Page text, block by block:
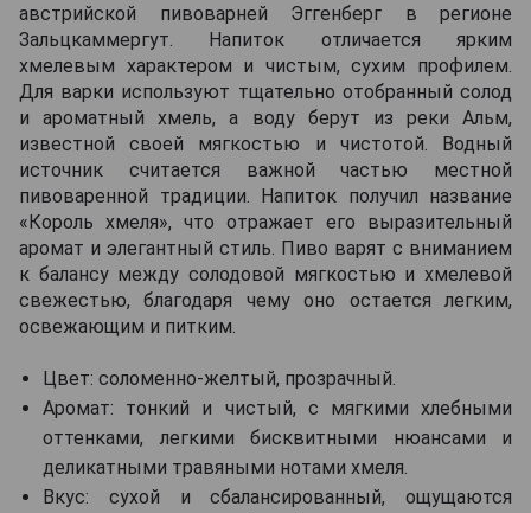
австрийской пивоварней Эггенберг в регионе
Зальцкаммергут. Напиток отличается ярким
хмелевым характером и чистым, сухим профилем.
Для варки используют тщательно отобранный солод
и ароматный хмель, а воду берут из реки Альм,
известной своей мягкостью и чистотой. Водный
источник считается важной частью местной
пивоваренной традиции. Напиток получил название
«Король хмеля», что отражает его выразительный
аромат и элегантный стиль. Пиво варят с вниманием
к балансу между солодовой мягкостью и хмелевой
свежестью, благодаря чему оно остается легким,
освежающим и питким.
Цвет: соломенно-желтый, прозрачный.
Аромат: тонкий и чистый, с мягкими хлебными
оттенками, легкими бисквитными нюансами и
деликатными травяными нотами хмеля.
Вкус: сухой и сбалансированный, ощущаются